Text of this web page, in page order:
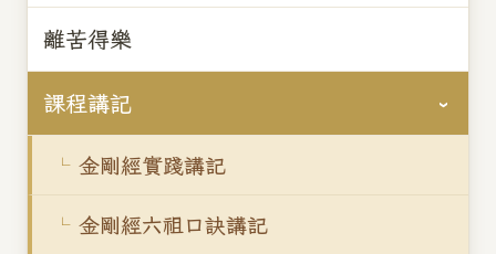
離苦得樂
課程講記
金剛經實踐講記
金剛經六祖口訣講記